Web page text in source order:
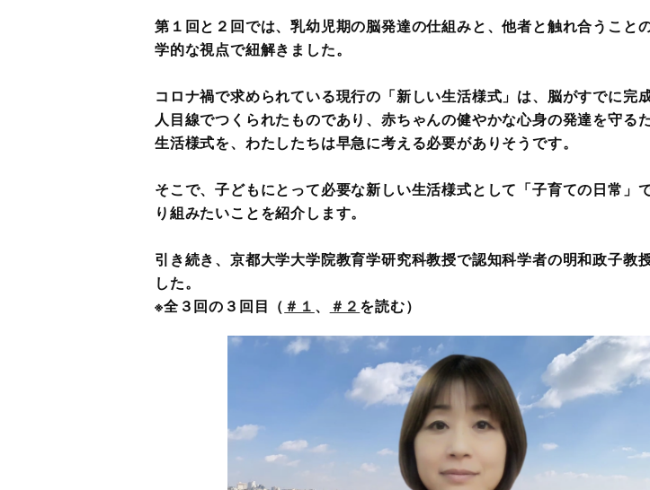
第１回と２回では、乳幼児期の脳発達の仕組みと、他者と触れ合うこと
学的な視点で紐解きました。
コロナ禍で求められている現行の「新しい生活様式」は、脳がすでに完
人目線でつくられたものであり、赤ちゃんの健やかな心身の発達を守る
生活様式を、わたしたちは早急に考える必要がありそうです。
そこで、子どもにとって必要な新しい生活様式として「子育ての日常」
り組みたいことを紹介します。
引き続き、京都大学大学院教育学研究科教授で認知科学者の明和政子教
した。
※全３回の３回目（ ＃１ 、 ＃２ を読む）